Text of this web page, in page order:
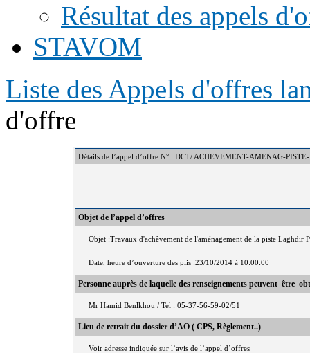
Résultat des appels
STAVOM
Liste des Appels d'offres
d'offre
Détails de l’appel d’offre N° : DCT/ ACHEVEMENT-AMENAG-
Objet de l’appel d’offres
Objet :Travaux d'achèvement de l'aménagement de la piste Laghdir
Date, heure d’ouverture des plis :23/10/2014 à 10:00:00
Personne auprès de laquelle des renseignements peuvent être
Mr Hamid Benlkhou / Tel : 05-37-56-59-02/51
Lieu de retrait du dossier d’AO ( CPS, Règlement..)
Voir adresse indiquée sur l’avis de l’appel d’offres